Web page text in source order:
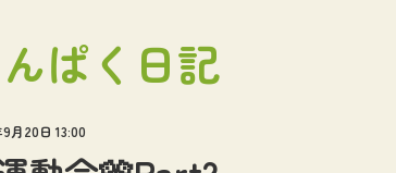
ぱく日記
月20日 13:00